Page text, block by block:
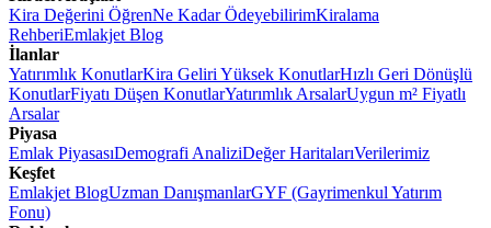
Kira Değerini ÖğrenNe Kadar ÖdeyebilirimKiralama
RehberiEmlakjet Blog
İlanlar
Yatırımlık KonutlarKira Geliri Yüksek KonutlarHızlı Geri Dönüşlü
KonutlarFiyatı Düşen KonutlarYatırımlık ArsalarUygun m² Fiyatlı
Arsalar
Piyasa
Emlak PiyasasıDemografi AnaliziDeğer HaritalarıVerilerimiz
Keşfet
Emlakjet BlogUzman DanışmanlarGYF (Gayrimenkul Yatırım
Fonu)